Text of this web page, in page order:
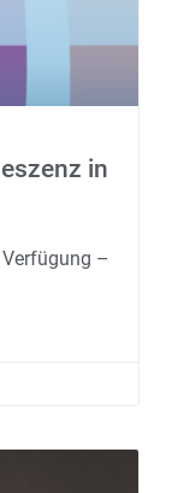
in
–